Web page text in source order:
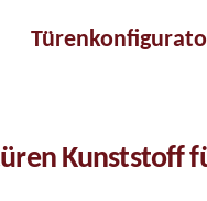
Kunststoff